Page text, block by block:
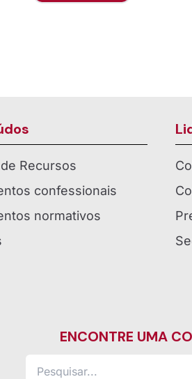
Recursos
confessionais
normativos
ENCONTRE UMA